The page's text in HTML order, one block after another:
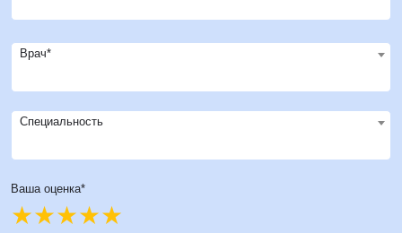
Врач*
Специальность
Ваша оценка*